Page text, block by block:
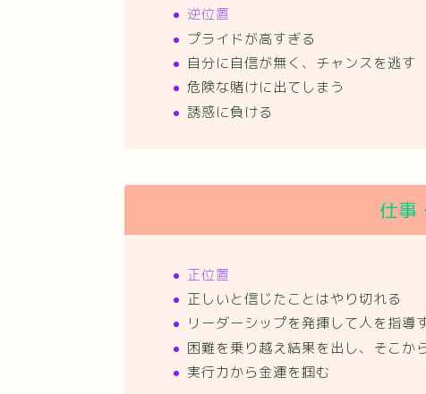
逆位置
プライドが高すぎる
自分に自信が無く、チャンスを逃す
危険な賭けに出てしまう
誘惑に負ける
仕事
正位置
正しいと信じたことはやり切れる
リーダーシップを発揮して人を指導
困難を乗り越え結果を出し、そこか
実行力から金運を掴む